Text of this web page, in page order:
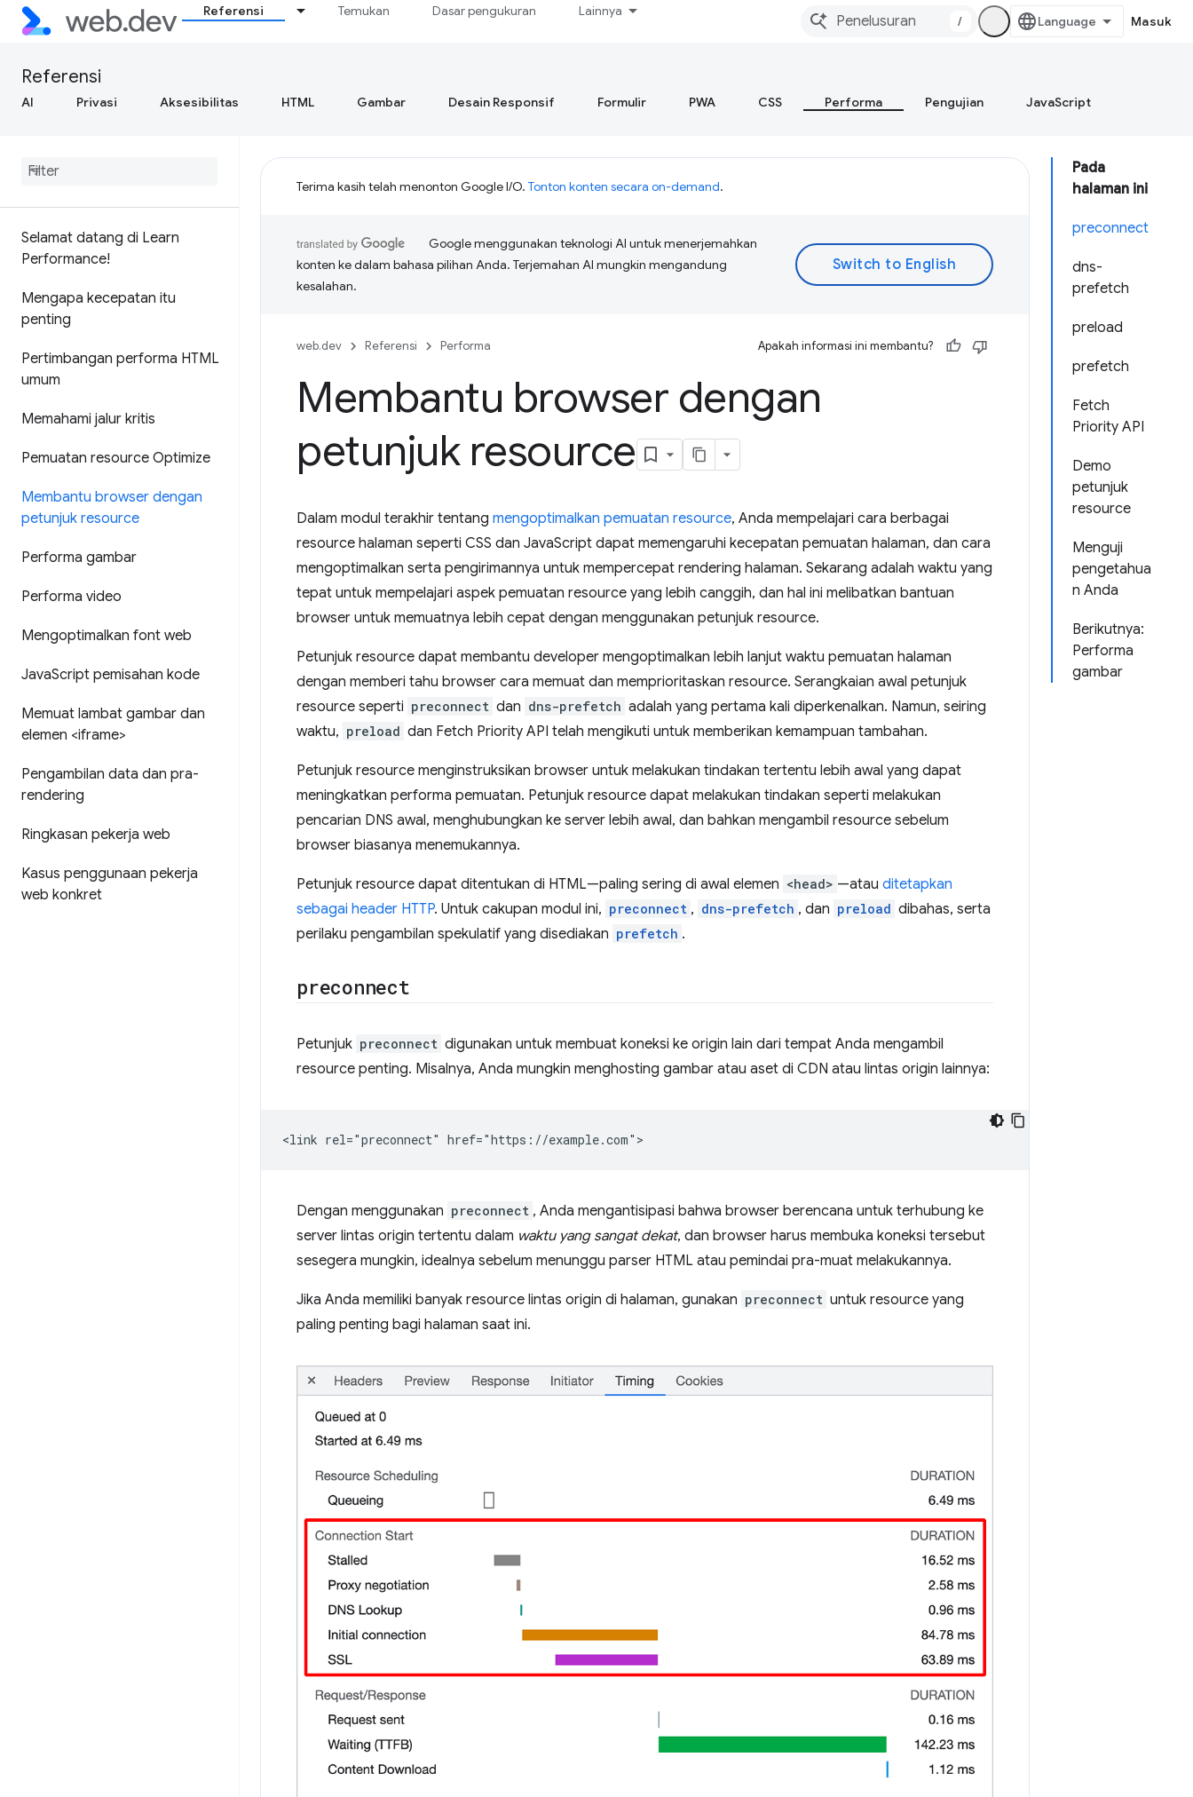
Referensi Temukan Dasar pengukuran Lainnya
/ Masuk
Referensi
AI Privasi Aksesibilitas HTML Gambar Desain Responsif Formulir PWA CSS Performa Pengujian JavaScript
Selamat datang di Learn
Performance!
Mengapa kecepatan itu
penting
Pertimbangan performa HTML
umum
Memahami jalur kritis
Pemuatan resource Optimize
Membantu browser dengan
petunjuk resource
Performa gambar
Performa video
Mengoptimalkan font web
JavaScript pemisahan kode
Memuat lambat gambar dan
elemen <iframe>
Pengambilan data dan pra-
rendering
Ringkasan pekerja web
Kasus penggunaan pekerja
web konkret
Pada
halaman ini
preconnect
dns-
prefetch
preload
prefetch
Fetch
Priority API
Demo
petunjuk
resource
Menguji
pengetahua
n Anda
Berikutnya:
Performa
gambar
Terima kasih telah menonton Google I/O. Tonton konten secara on-demand.
Google menggunakan teknologi AI untuk menerjemahkan
konten ke dalam bahasa pilihan Anda. Terjemahan AI mungkin mengandung
kesalahan.
web.dev Referensi Performa Apakah informasi ini membantu?
Membantu browser dengan
petunjuk resource
Dalam modul terakhir tentang mengoptimalkan pemuatan resource, Anda mempelajari cara berbagai
resource halaman seperti CSS dan JavaScript dapat memengaruhi kecepatan pemuatan halaman, dan cara
mengoptimalkan serta pengirimannya untuk mempercepat rendering halaman. Sekarang adalah waktu yang
tepat untuk mempelajari aspek pemuatan resource yang lebih canggih, dan hal ini melibatkan bantuan
browser untuk memuatnya lebih cepat dengan menggunakan petunjuk resource.
Petunjuk resource dapat membantu developer mengoptimalkan lebih lanjut waktu pemuatan halaman
dengan memberi tahu browser cara memuat dan memprioritaskan resource. Serangkaian awal petunjuk
resource seperti preconnect dan dns-prefetch adalah yang pertama kali diperkenalkan. Namun, seiring
waktu, preload dan Fetch Priority API telah mengikuti untuk memberikan kemampuan tambahan.
Petunjuk resource menginstruksikan browser untuk melakukan tindakan tertentu lebih awal yang dapat
meningkatkan performa pemuatan. Petunjuk resource dapat melakukan tindakan seperti melakukan
pencarian DNS awal, menghubungkan ke server lebih awal, dan bahkan mengambil resource sebelum
browser biasanya menemukannya.
Petunjuk resource dapat ditentukan di HTML—paling sering di awal elemen <head> —atau ditetapkan
sebagai header HTTP. Untuk cakupan modul ini, preconnect , dns-prefetch , dan preload dibahas, serta
perilaku pengambilan spekulatif yang disediakan prefetch .
preconnect
Petunjuk preconnect digunakan untuk membuat koneksi ke origin lain dari tempat Anda mengambil
resource penting. Misalnya, Anda mungkin menghosting gambar atau aset di CDN atau lintas origin lainnya:
Dengan menggunakan preconnect , Anda mengantisipasi bahwa browser berencana untuk terhubung ke
server lintas origin tertentu dalam waktu yang sangat dekat, dan browser harus membuka koneksi tersebut
sesegera mungkin, idealnya sebelum menunggu parser HTML atau pemindai pra-muat melakukannya.
Jika Anda memiliki banyak resource lintas origin di halaman, gunakan preconnect untuk resource yang
paling penting bagi halaman saat ini.